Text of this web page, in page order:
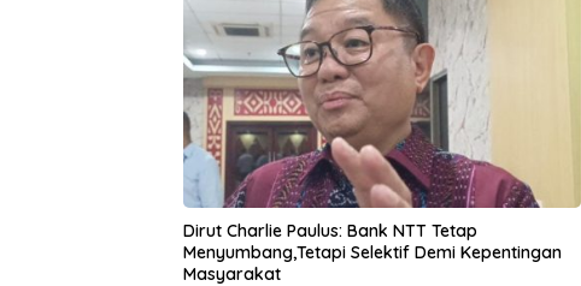
Dirut Charlie Paulus: Bank NTT Tetap
Menyumbang,Tetapi Selektif Demi Kepentingan
Masyarakat